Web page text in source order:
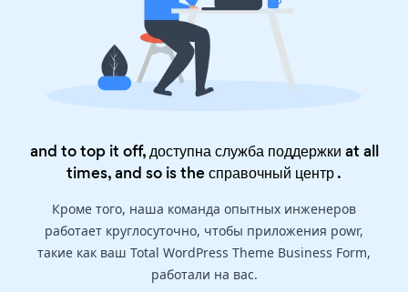
and to top it off, доступна служба поддержки at all
times, and so is theсправочный центр.
Кроме того, наша команда опытных инженеров
работает круглосуточно, чтобы приложения powr,
такие как ваш Total WordPress Theme Business Form,
работали на вас.